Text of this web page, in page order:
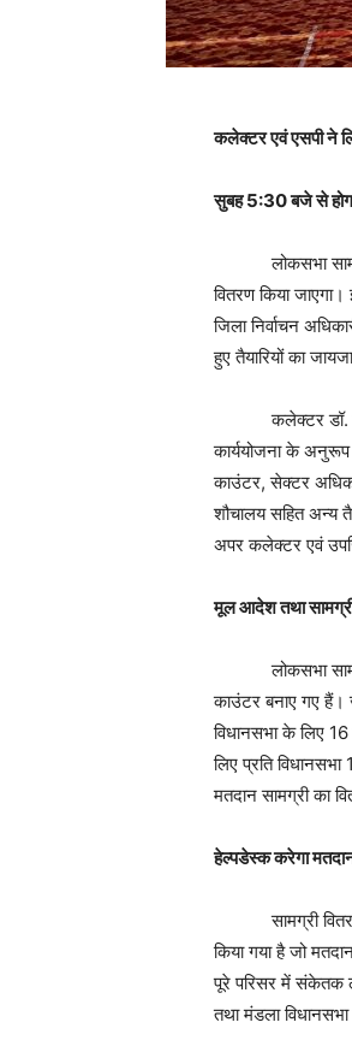
कलेक्टर एवं एसपी ने
सुबह 5:30 बजे से
लोकसभा सामान्य
वितरण किया
जिला निर्वाचन
हुए तैयारियों का
कलेक्टर डॉ. सलोनी
कार्ययोजना के अनुरूप
काउंटर, सेक्टर
शौचालय सहित अन्य
अपर कलेक्टर एवं
मूल आदेश तथा
लोकसभा सामान्य
काउंटर बनाए गए हैं।
विधानसभा के लिए
लिए प्रति
मतदान सामग्री का
हेल्पडेस्क करेगा
सामग्री वितरण
किया गया है जो
पूरे परिसर में संकेतक
तथा मंडला